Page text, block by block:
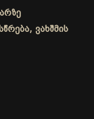
ვახშმის